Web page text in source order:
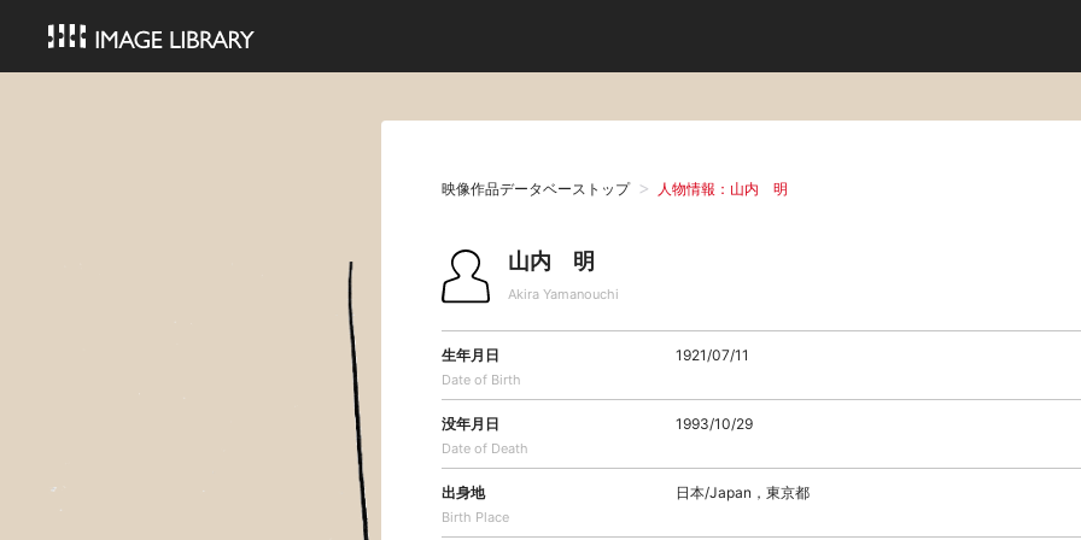
映像作品データベーストップ 人物情報：山内 明
山内 明
Akira Yamanouchi
生年月日
Date of Birth
1921/07/11
没年月日
Date of Death
1993/10/29
出身地
Birth Place
日本/Japan，東京都